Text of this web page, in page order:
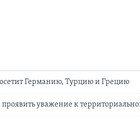
Германию, Турцию и Грецию
уважение к